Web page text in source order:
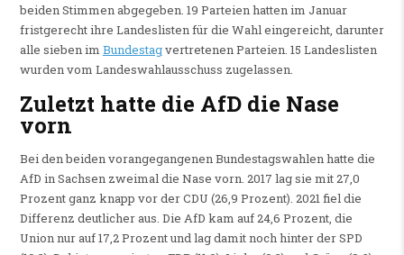
beiden Stimmen abgegeben. 19 Parteien hatten im Januar
fristgerecht ihre Landeslisten für die Wahl eingereicht, darunter
alle sieben im Bundestagvertretenen Parteien. 15 Landeslisten
wurden vom Landeswahlausschuss zugelassen.
Zuletzt hatte die AfD die Nase
vorn
Bei den beiden vorangegangenen Bundestagswahlen hatte die
AfD in Sachsen zweimal die Nase vorn. 2017 lag sie mit 27,0
Prozent ganz knapp vor der CDU (26,9 Prozent). 2021 fiel die
Differenz deutlicher aus. Die AfD kam auf 24,6 Prozent, die
Union nur auf 17,2 Prozent und lag damit noch hinter der SPD